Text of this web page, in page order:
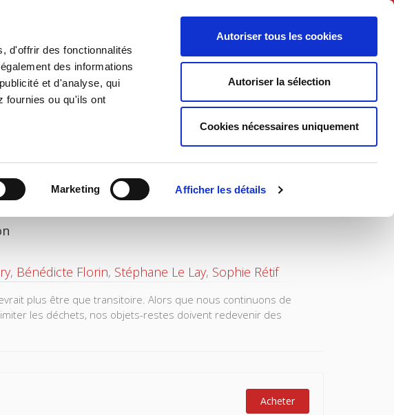
d'offrir des fonctionnalités
des informations
et d'analyse, qui
fournies ou qu'ils ont
Marketing Afficher les détails
Autoriser tous les cookies
Autoriser la sélection
Cookies nécessaires uniquement
Français
International Politique Société
, Bénédicte Florin, Stéphane Le Lay, Sophie Rétif
plus être que transitoire. Alors que nous continuons de
les déchets, nos objets-restes doivent redevenir des
Acheter